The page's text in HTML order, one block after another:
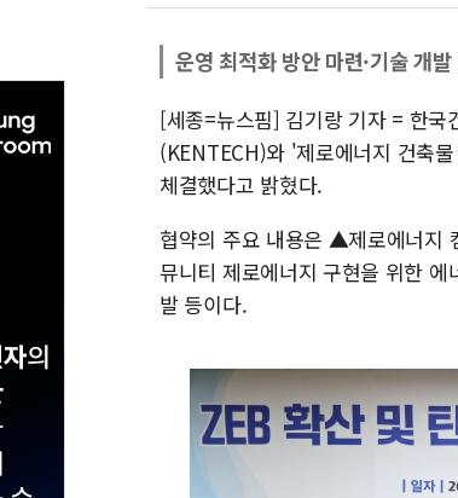
운영 최적화 방안 마련·기술 개
[세종=뉴스핌] 김기랑 기자 = 한국
(KENTECH)와 '제로에너지 건축
체결했다고 밝혔다.
협약의 주요 내용은 ▲제로에너지
뮤니티 제로에너지 구현을 위한
발 등이다.